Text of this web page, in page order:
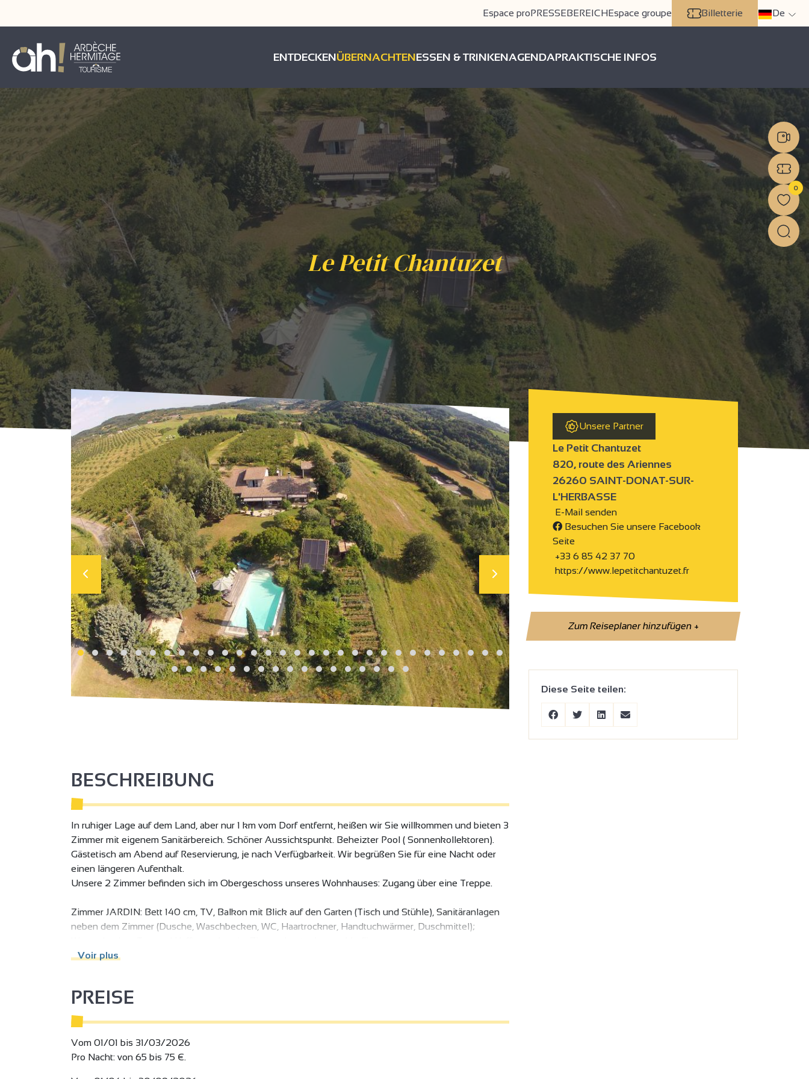
Espace proPRESSEBEREICHEspace groupe Billetterie De
ENTDECKENÜBERNACHTENESSEN & TRINKENAGENDAPRAKTISCHE INFOS
Le Petit Chantuzet
Start Übernachten Bed&Breakfast & Pensionen Le Petit Chantuzet
Unsere Partner
Le Petit Chantuzet
820, route des Ariennes
26260 SAINT-DONAT-SUR-
L'HERBASSE
E-Mail senden
Besuchen Sie unsere Facebook
Seite
+33 6 85 42 37 70
https://www.lepetitchantuzet.fr
Zum Reiseplaner hinzufügen+
Diese Seite teilen:
BESCHREIBUNG
In ruhiger Lage auf dem Land, aber nur 1 km vom Dorf entfernt, heißen wir Sie willkommen und bieten 3
Zimmer mit eigenem Sanitärbereich. Schöner Aussichtspunkt. Beheizter Pool ( Sonnenkollektoren).
Gästetisch am Abend auf Reservierung, je nach Verfügbarkeit. Wir begrüßen Sie für eine Nacht oder
einen längeren Aufenthalt.
Unsere 2 Zimmer befinden sich im Obergeschoss unseres Wohnhauses: Zugang über eine Treppe.
Zimmer JARDIN: Bett 140 cm, TV, Balkon mit Blick auf den Garten (Tisch und Stühle), Sanitäranlagen
neben dem Zimmer (Dusche, Waschbecken, WC, Haartrockner, Handtuchwärmer, Duschmittel);
Wasserkocher, Tee und Kaffee stehen im Zimmer kostenlos zur Verfügung.
CHALET: Gut im Schatten am Ende des Gartens, neben dem Pool.
2 Betten à 90 cm, an das Chalet angebaute Sanitäranlagen im Freien (Waschbecken und WC) und
Badezimmer in der Nähe mit begehbarer Dusche, Waschbecken.
Voir plus
PREISE
Vom 01/01 bis 31/03/2026
Pro Nacht: von 65 bis 75 €.
0